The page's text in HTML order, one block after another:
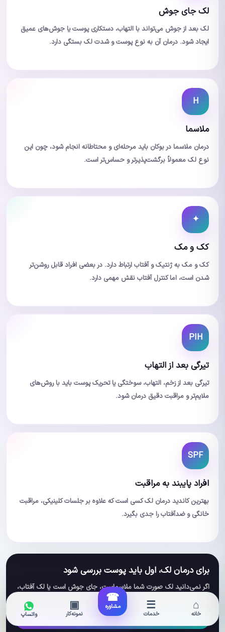
لک جای جوش
لک بعد از جوش می‌تواند با التهاب، دستکاری پوست یا جوش‌های عمیق
ایجاد شود. درمان آن به نوع پوست و شدت لک بستگی دارد.
H
ملاسما
درمان ملاسما در بوکان باید مرحله‌ای و محتاطانه انجام شود، چون این
نوع لک معمولاً برگشت‌پذیرتر و حساس‌تر است.
✦
کک و مک
کک و مک به ژنتیک و آفتاب ارتباط دارد. در بعضی افراد قابل روشن‌تر
شدن است، اما کنترل آفتاب نقش مهمی دارد.
PIH
تیرگی بعد از التهاب
تیرگی بعد از زخم، التهاب، سوختگی یا تحریک پوست باید با روش‌های
ملایم‌تر و مراقبت دقیق درمان شود.
SPF
افراد پایبند به مراقبت
بهترین کاندید درمان لک کسی است که علاوه بر جلسات کلینیکی، مراقبت
خانگی و ضدآفتاب را جدی بگیرد.
برای درمان لک، اول باید پوست بررسی شود
اگر نمی‌دانید لک صورت شما ملاسماست، جای جوش است یا لک آفتاب،
بهتر است قبل از شروع درمان مشاوره بگیرید.
تماس با کلینیک نوژین
⌂
خانه
☰
خدمات
☎
مشاوره ▣
نمونه‌کار واتساپ